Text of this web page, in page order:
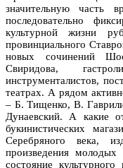
значительную часть
последовательно
культурной жизни
провинциального
новых сочинений
Свиридова,
инструменталистов,
театрах. А рядом
– Б. Тищенко, В.
Дунаевский. А какие
букинистических
Серебряного века,
произведения
состояние